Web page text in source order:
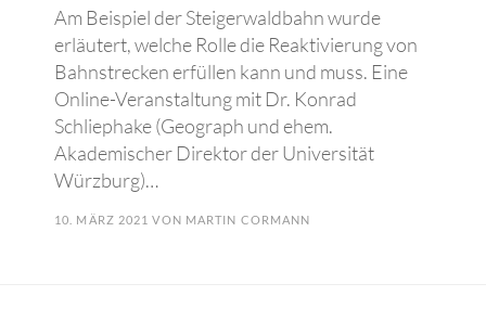
Am Beispiel der Steigerwaldbahn wurde
erläutert, welche Rolle die Reaktivierung von
Bahnstrecken erfüllen kann und muss. Eine
Online-Veranstaltung mit Dr. Konrad
Schliephake (Geograph und ehem.
Akademischer Direktor der Universität
Würzburg)…
10. MÄRZ 2021 VON MARTIN CORMANN